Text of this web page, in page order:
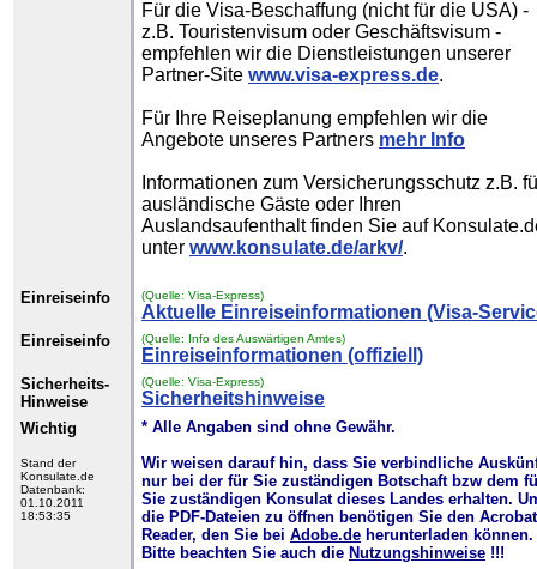
Für die Visa-Beschaffung (nicht für die USA) -
z.B. Touristenvisum oder Geschäftsvisum -
empfehlen wir die Dienstleistungen unserer
Partner-Site www.visa-express.de.
Für Ihre Reiseplanung empfehlen wir die
Angebote unseres Partners mehr Info
Informationen zum Versicherungsschutz z.B.
ausländische Gäste oder Ihren
Auslandsaufenthalt finden Sie auf
unter www.konsulate.de/arkv/.
Einreiseinfo (Quelle: Visa-Express)
Aktuelle Einreiseinformationen (Visa-
Einreiseinfo (Quelle: Info des Auswärtigen Amtes)
Einreiseinformationen (offiziell)
Sicherheits-
Hinweise
(Quelle: Visa-Express)
Sicherheitshinweise
Wichtig
Stand der
Konsulate.de
Datenbank:
01.10.2011
18:53:35
* Alle Angaben sind ohne Gewähr.
Wir weisen darauf hin, dass Sie verbindliche
nur bei der für Sie zuständigen Botschaft bzw dem
Sie zuständigen Konsulat dieses Landes erhalten.
die PDF-Dateien zu öffnen benötigen Sie den Acrobat
Reader, den Sie bei Adobe.de herunterladen können.
Bitte beachten Sie auch die Nutzungshinweise !!!